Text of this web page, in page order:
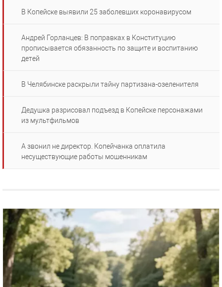
В Копейске выявили 25 заболевших коронавирусом
Андрей Горланцев: В поправках в Конституцию
прописывается обязанность по защите и воспитанию
детей
В Челябинске раскрыли тайну партизана-озеленителя
Дедушка разрисовал подъезд в Копейске персонажами
из мультфильмов
А звонил не директор. Копейчанка оплатила
несуществующие работы мошенникам